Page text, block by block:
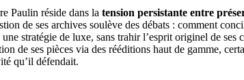
Paulin réside dans la tension persistante entre
de ses archives soulève des débats : comment
une stratégie de luxe, sans trahir l’esprit originel de ses
de ses pièces via des rééditions haut de gamme,
qu’il défendait.